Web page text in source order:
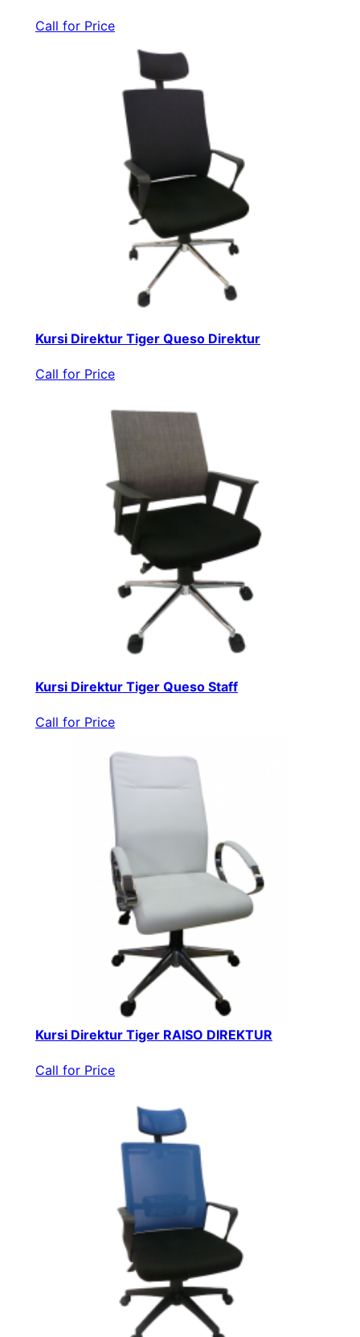
Call for Price
Kursi Direktur Tiger Queso Direktur
Call for Price
Kursi Direktur Tiger Queso Staff
Call for Price
Kursi Direktur Tiger RAISO DIREKTUR
Call for Price